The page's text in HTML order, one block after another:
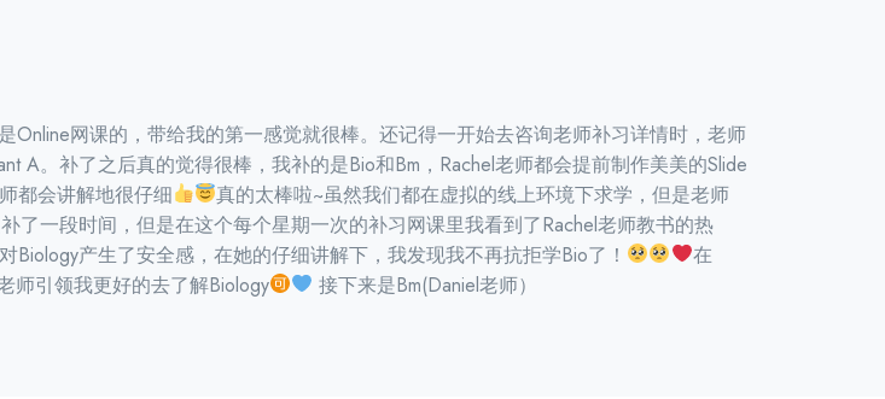
online网课的，带给我的第一感觉就很棒。还记得一开始去咨询老师补习详情时，老师
A。补了之后真的觉得很棒，我补的是bio和bm，Rachel老师都会提前制作美美的slide
都会讲解地很仔细
真的太棒啦~虽然我们都在虚拟的线上环境下求学，但是老师
了一段时间，但是在这个每个星期一次的补习网课里我看到了Rachel老师教书的热
产生了安全感，在她的仔细讲解下，我发现我不再抗拒学bio了！
在
师引领我更好的去了解biology
接下来是bm(Daniel老师）